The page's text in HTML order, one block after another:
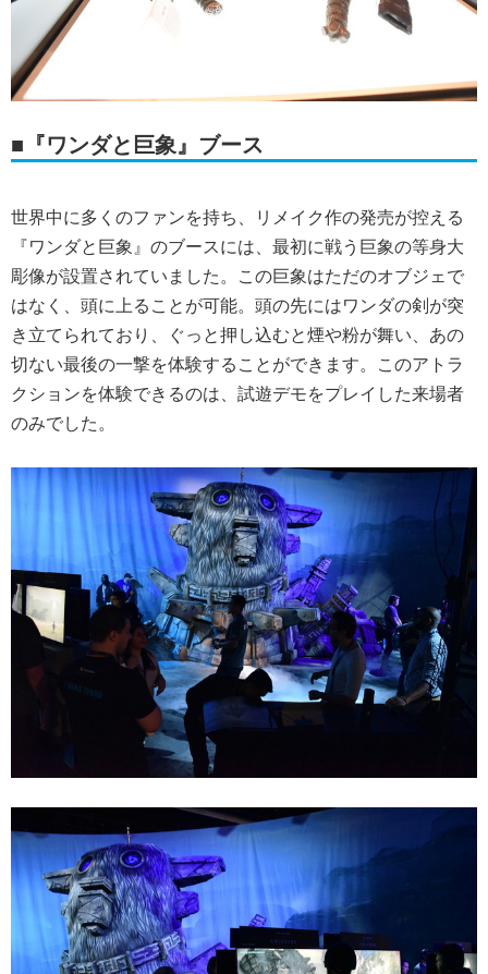
■『ワンダと巨象』ブース
世界中に多くのファンを持ち、リメイク作の発売が控える
『ワンダと巨象』のブースには、最初に戦う巨象の等身大
彫像が設置されていました。この巨象はただのオブジェで
はなく、頭に上ることが可能。頭の先にはワンダの剣が突
き立てられており、ぐっと押し込むと煙や粉が舞い、あの
切ない最後の一撃を体験することができます。このアトラ
クションを体験できるのは、試遊デモをプレイした来場者
のみでした。